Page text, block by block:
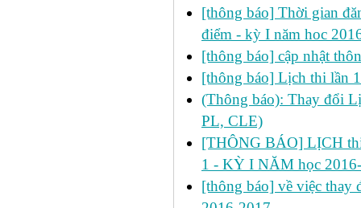
[thông báo] Thời gian
điểm - kỳ I năm hoc
[thông báo] cập nhật
[thông báo] Lịch thi lần
(Thông báo): Thay đổi
PL, CLE)
[THÔNG BÁO] LỊCH
1 - KỲ I NĂM học
[thông báo] về việc thay